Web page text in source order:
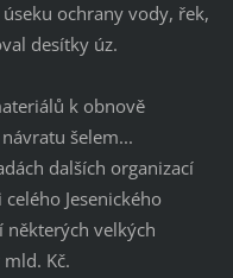
ochrany vody, řek,
desítky úz.
k obnově
šelem...
dalších organizací
Jesenického
velkých
Kč.